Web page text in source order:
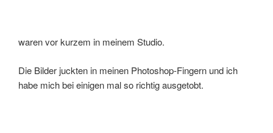
waren vor kurzem in meinem Studio.
Die Bilder juckten in meinen Photoshop-Fingern und ich
habe mich bei einigen mal so richtig ausgetobt.